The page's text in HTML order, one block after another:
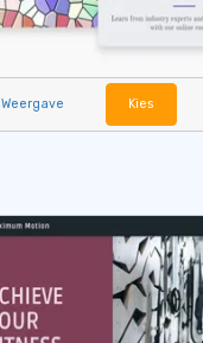
Weergave Kies